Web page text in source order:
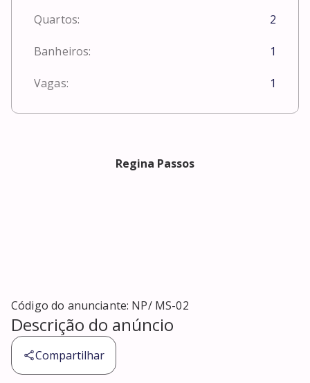
Quartos: 2
Banheiros: 1
Vagas: 1
Regina Passos
Código do anunciante: NP/ MS-02
Descrição do anúncio
Compartilhar